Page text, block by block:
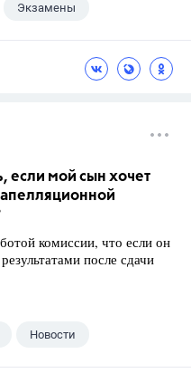
Экзамены
если мой сын хочет
апелляционной
комиссии, что если он
после сдачи
Новости